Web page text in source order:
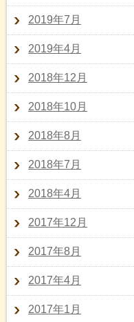
2019年7月
2019年4月
2018年12月
2018年10月
2018年8月
2018年7月
2018年4月
2017年12月
2017年8月
2017年4月
2017年1月